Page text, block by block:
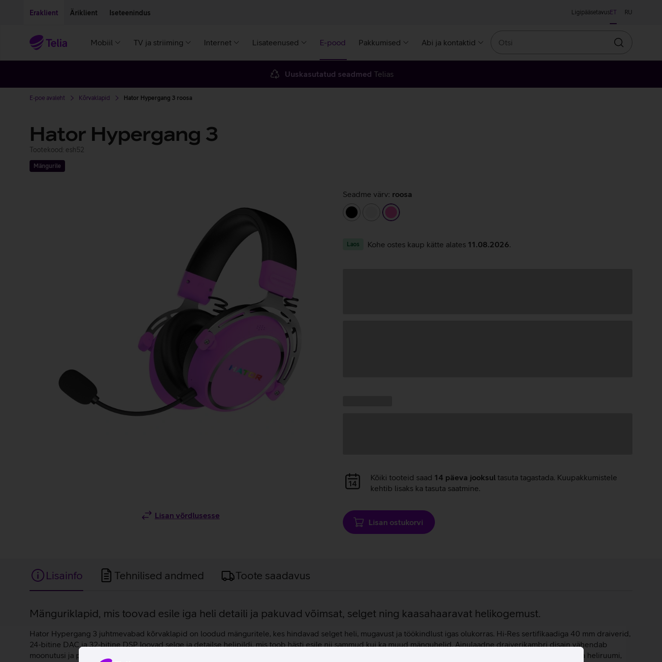
Eraklient Äriklient Iseteenindus LigipääsetavusET RU
Mobiil TV ja striiming Internet Lisateenused E-pood Pakkumised Abi ja kontaktid
Otsin
Uuskasutatud seadmed Telias
E-poe avaleht Kõrvaklapid Hator Hypergang 3 roosa
Hator Hypergang 3
Tootekood: esh52
Mängurile
Lisan võrdlusesse
Seadme värv: roosa
must
valge roosa
Laos Kohe ostes kaup kätte alates 11.08.2026
Andmete
laadimine
Kõiki tooteid saad 14 päeva jooksul tasuta tagastada. Kuupakkumistele
kehtib lisaks ka tasuta saatmine.
Lisan ostukorvi
Lisainfo Tehnilised andmed Toote saadavus
Lisainfo
Mänguriklapid, mis toovad esile iga heli detaili ja pakuvad võimsat, selget ning kaasahaaravat helikogemust.
Hator Hypergang 3 juhtmevabad kõrvaklapid on loodud mänguritele, kes hindavad selget heli, mugavust ja töökindlust igas olukorras. Hi‑Res sertifikaadiga 40 mm draiverid,
24‑bitine DAC ja 32‑bitine DSP loovad selge ja detailse helipildi, mis toob hästi esile nii sammud kui ka muud mänguhelid. Ainulaadne draiverikambri disain vähendab
moonutusi ja parandab stereoeraldatust, pakkudes rikkalikku ja ruumilist kuulamiskogemust. Ruumiheli ja pealiikumise jälgimise tugi loob realistliku ja sügavama heliruumi,